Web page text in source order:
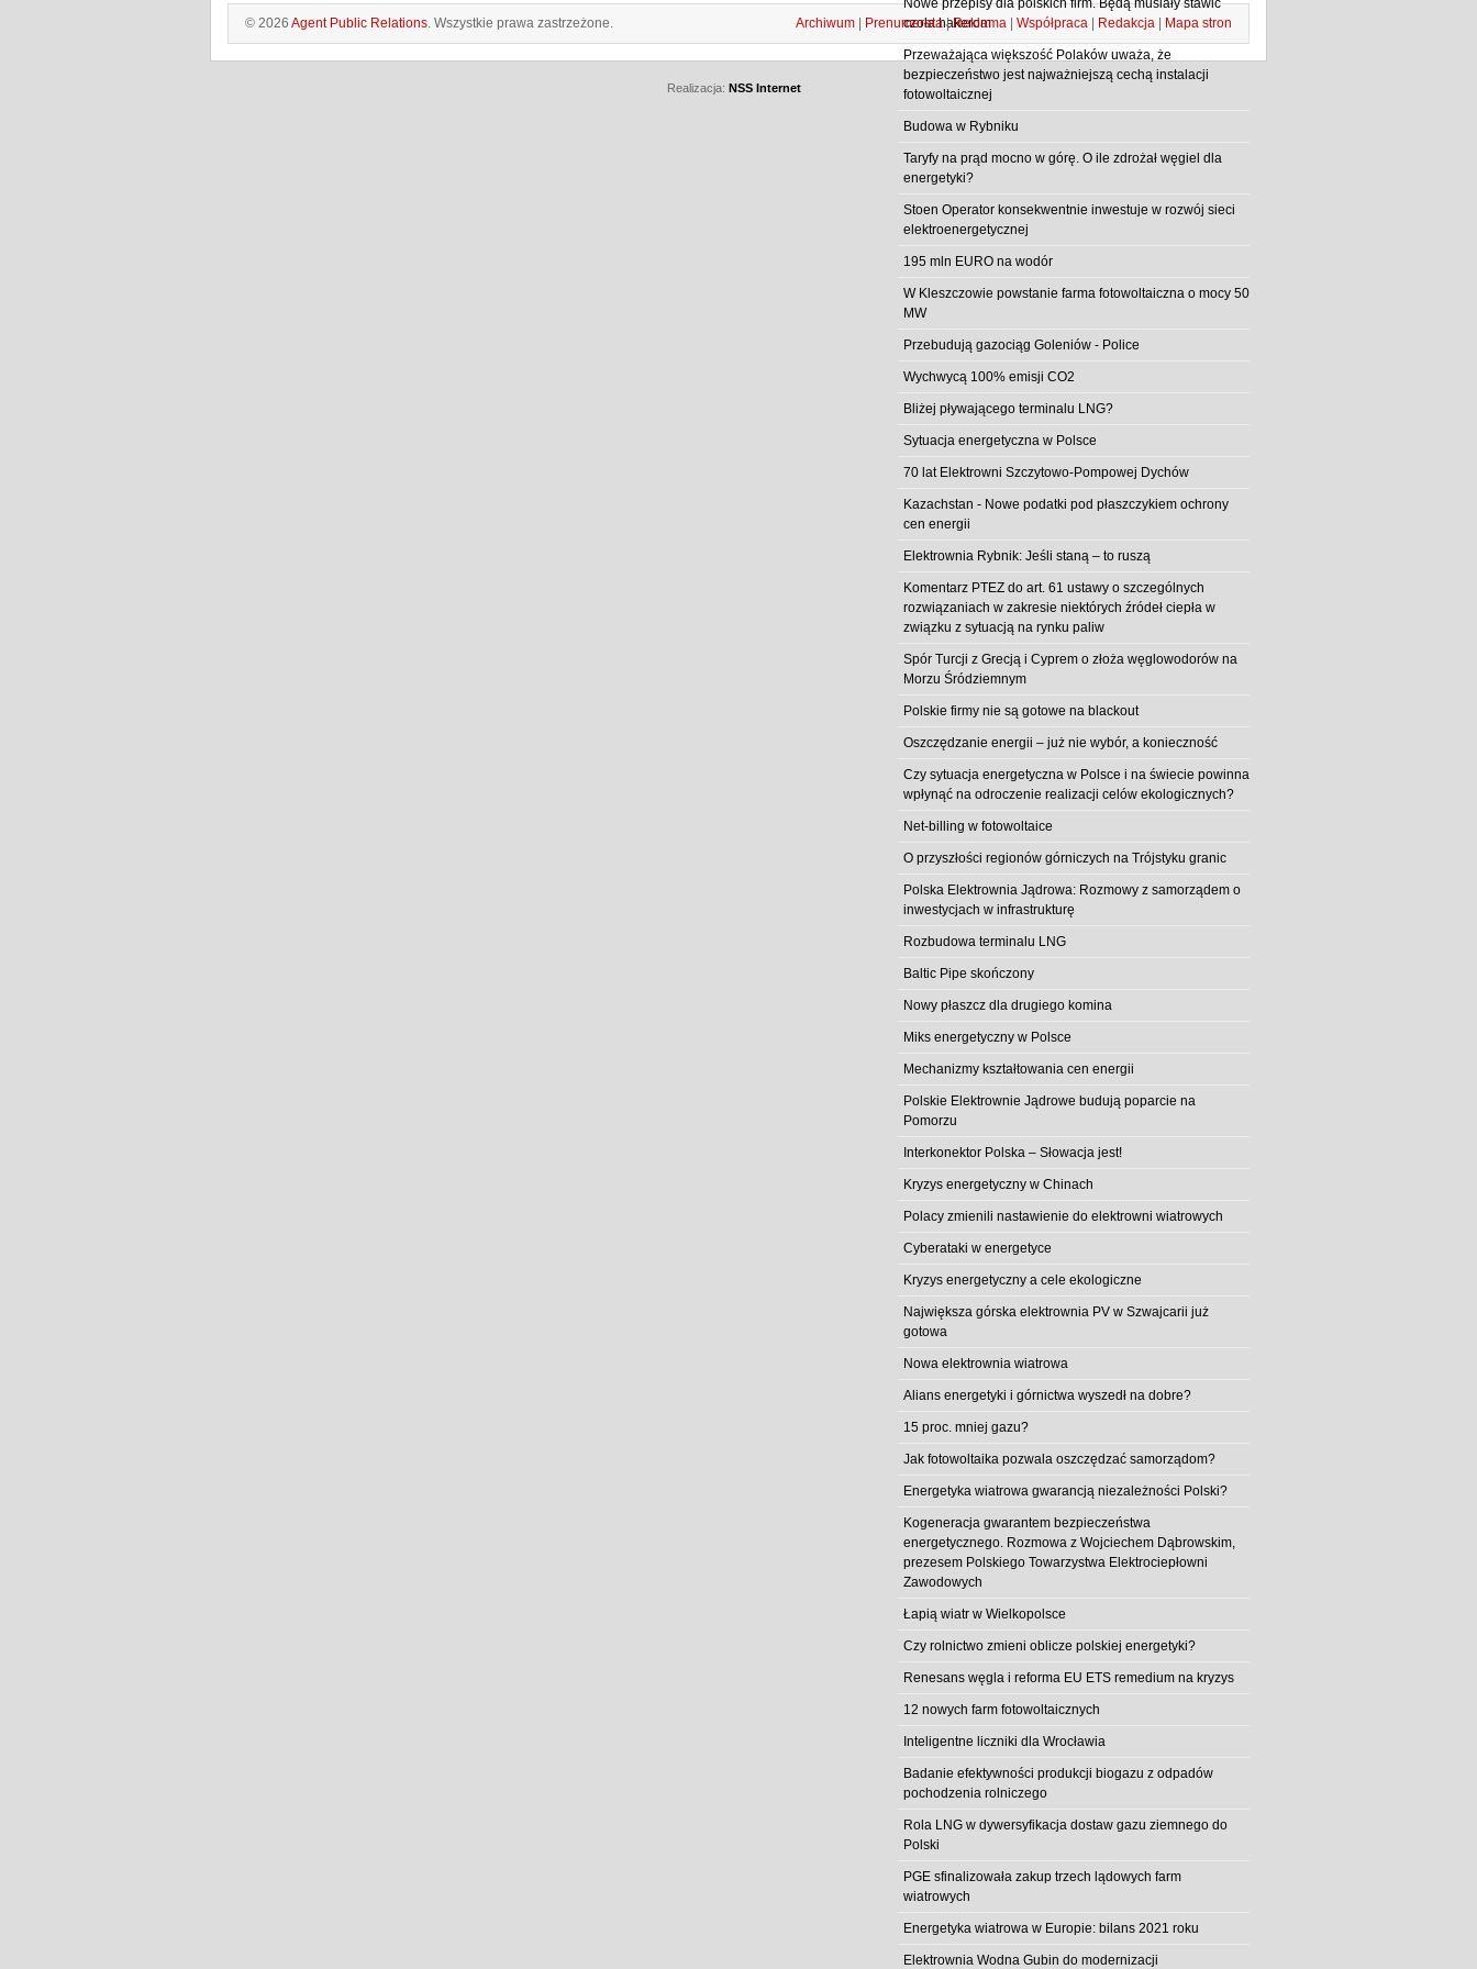
Nowe przepisy dla polskich firm. Będą musiały stawić
czoła hakerom
Przeważająca większość Polaków uważa, że
bezpieczeństwo jest najważniejszą cechą instalacji
fotowoltaicznej
Budowa w Rybniku
Taryfy na prąd mocno w górę. O ile zdrożał węgiel dla
energetyki?
Stoen Operator konsekwentnie inwestuje w rozwój sieci
elektroenergetycznej
195 mln EURO na wodór
W Kleszczowie powstanie farma fotowoltaiczna o mocy 50
MW
Przebudują gazociąg Goleniów - Police
Wychwycą 100% emisji CO2
Bliżej pływającego terminalu LNG?
Sytuacja energetyczna w Polsce
70 lat Elektrowni Szczytowo-Pompowej Dychów
Kazachstan - Nowe podatki pod płaszczykiem ochrony
cen energii
Elektrownia Rybnik: Jeśli staną – to ruszą
Komentarz PTEZ do art. 61 ustawy o szczególnych
rozwiązaniach w zakresie niektórych źródeł ciepła w
związku z sytuacją na rynku paliw
Spór Turcji z Grecją i Cyprem o złoża węglowodorów na
Morzu Śródziemnym
Polskie firmy nie są gotowe na blackout
Oszczędzanie energii – już nie wybór, a konieczność
Czy sytuacja energetyczna w Polsce i na świecie powinna
wpłynąć na odroczenie realizacji celów ekologicznych?
Net-billing w fotowoltaice
O przyszłości regionów górniczych na Trójstyku granic
Polska Elektrownia Jądrowa: Rozmowy z samorządem o
inwestycjach w infrastrukturę
Rozbudowa terminalu LNG
Baltic Pipe skończony
Nowy płaszcz dla drugiego komina
Miks energetyczny w Polsce
Mechanizmy kształtowania cen energii
Polskie Elektrownie Jądrowe budują poparcie na
Pomorzu
Interkonektor Polska – Słowacja jest!
Kryzys energetyczny w Chinach
Polacy zmienili nastawienie do elektrowni wiatrowych
Cyberataki w energetyce
Kryzys energetyczny a cele ekologiczne
Największa górska elektrownia PV w Szwajcarii już
gotowa
Nowa elektrownia wiatrowa
Alians energetyki i górnictwa wyszedł na dobre?
15 proc. mniej gazu?
Jak fotowoltaika pozwala oszczędzać samorządom?
Energetyka wiatrowa gwarancją niezależności Polski?
Kogeneracja gwarantem bezpieczeństwa
energetycznego. Rozmowa z Wojciechem Dąbrowskim,
prezesem Polskiego Towarzystwa Elektrociepłowni
Zawodowych
Łapią wiatr w Wielkopolsce
Czy rolnictwo zmieni oblicze polskiej energetyki?
Renesans węgla i reforma EU ETS remedium na kryzys
12 nowych farm fotowoltaicznych
Inteligentne liczniki dla Wrocławia
Badanie efektywności produkcji biogazu z odpadów
pochodzenia rolniczego
Rola LNG w dywersyfikacja dostaw gazu ziemnego do
Polski
PGE sfinalizowała zakup trzech lądowych farm
wiatrowych
Energetyka wiatrowa w Europie: bilans 2021 roku
Elektrownia Wodna Gubin do modernizacji
© 2026 Agent Public Relations. Wszystkie prawa zastrzeżone. Archiwum | Prenumerata|Reklama | Współpraca | Redakcja | Mapa stron
Realizacja: NSS Internet